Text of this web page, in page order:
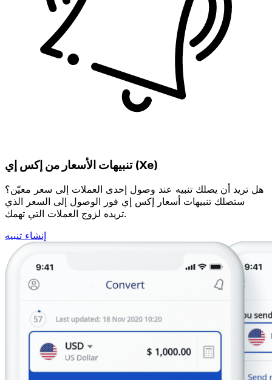
تنبيهات الأسعار من إكس إي (Xe)
هل تريد أن يصلك تنبيه عند وصول إحدى العملات إلى سعر معيّن؟
ستصلك تنبيهات أسعار إكس إي فور الوصول إلى السعر الذي
تريده لزوج العملات التي تهمك.
إنشاء تنبيه